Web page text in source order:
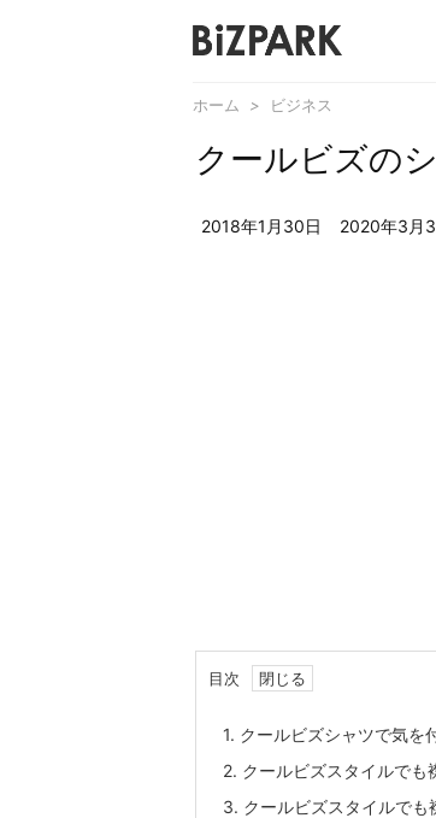
ホーム > ビジネス
クールビズの
2018年1月30日 2020年3月
目次
1. クールビズシャツで気を
2. クールビズスタイルで
3. クールビズスタイルで